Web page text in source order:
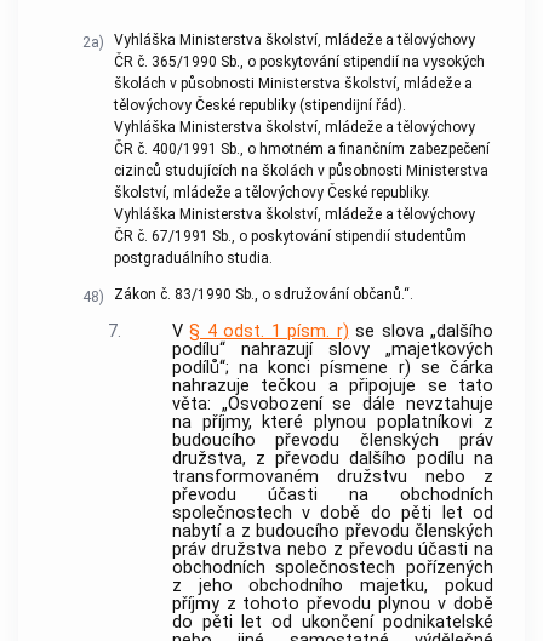
2a)
Vyhláška Ministerstva školství, mládeže a tělovýchovy
ČR č. 365/1990 Sb., o poskytování stipendií na vysokých
školách v působnosti Ministerstva školství, mládeže a
tělovýchovy České republiky (stipendijní řád).
Vyhláška Ministerstva školství, mládeže a tělovýchovy
ČR č. 400/1991 Sb., o hmotném a finančním zabezpečení
cizinců studujících na školách v působnosti Ministerstva
školství, mládeže a tělovýchovy České republiky.
Vyhláška Ministerstva školství, mládeže a tělovýchovy
ČR č. 67/1991 Sb., o poskytování stipendií studentům
postgraduálního studia.
48) Zákon č. 83/1990 Sb., o sdružování občanů.“.
7. V§ 4 odst. 1 písm. r) se slova „dalšího
podílu“ nahrazují slovy „majetkových
podílů“; na konci písmene r) se čárka
nahrazuje tečkou a připojuje se tato
věta: „Osvobození se dále nevztahuje
na příjmy, které plynou poplatníkovi z
budoucího převodu členských práv
družstva, z převodu dalšího podílu na
transformovaném družstvu nebo z
převodu účasti na obchodních
společnostech v době do pěti let od
nabytí a z budoucího převodu členských
práv družstva nebo z převodu účasti na
obchodních společnostech pořízených
z jeho obchodního majetku, pokud
příjmy z tohoto převodu plynou v době
do pěti let od ukončení podnikatelské